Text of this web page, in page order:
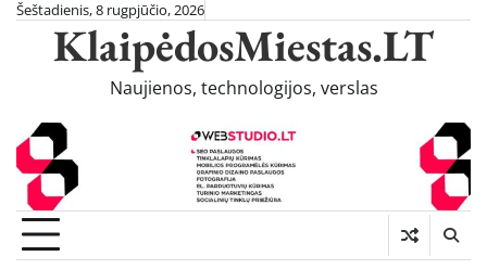
Skip
content
Šeštadienis, 8 rugpjūčio, 2026
KlaipėdosMiestas.LT
Naujienos, technologijos, verslas